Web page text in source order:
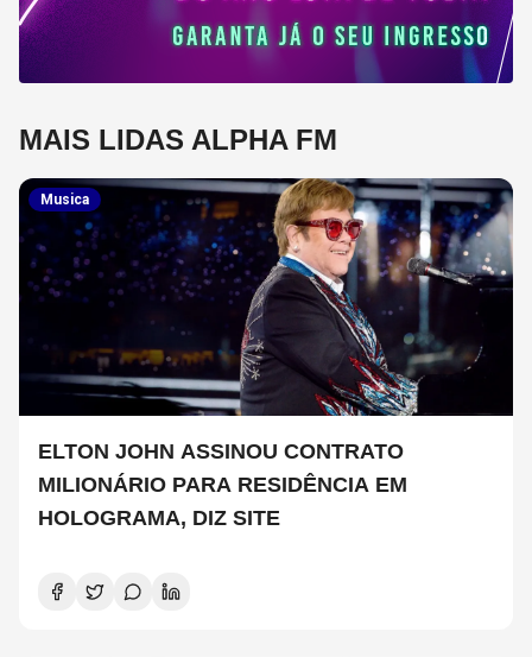
MAIS LIDAS ALPHA FM
Musica
ELTON JOHN ASSINOU CONTRATO
MILIONÁRIO PARA RESIDÊNCIA EM
HOLOGRAMA, DIZ SITE